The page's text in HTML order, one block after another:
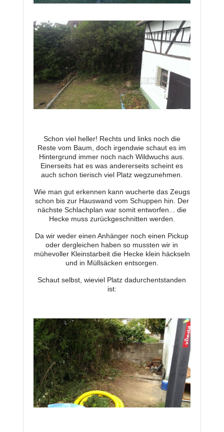
Schon viel heller! Rechts und links noch die
Reste vom Baum, doch irgendwie schaut es im
Hintergrund immer noch nach Wildwuchs aus.
Einerseits hat es was andererseits scheint es
auch schon tierisch viel Platz wegzunehmen.
Wie man gut erkennen kann wucherte das Zeugs
schon bis zur Hauswand vom Schuppen hin. Der
nächste Schlachplan war somit entworfen... die
Hecke muss zurückgeschnitten werden.
Da wir weder einen Anhänger noch einen Pickup
oder dergleichen haben so mussten wir in
mühevoller Kleinstarbeit die Hecke klein häckseln
und in Müllsäcken entsorgen.
Schaut selbst, wieviel Platz dadurchentstanden
ist: